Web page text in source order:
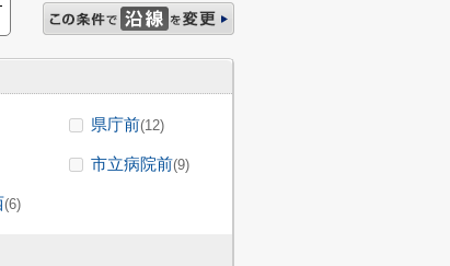
県庁前(12)
市立病院前(9)
(6)